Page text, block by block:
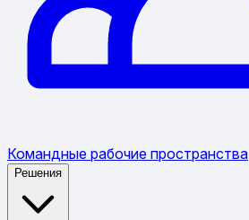
Командные рабочие пространства
Решения